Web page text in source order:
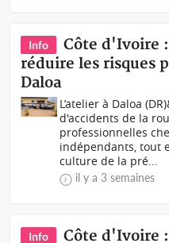
Info
Côte d'Ivoire :
réduire les risques
Daloa
L’atelier à Daloa
d'accidents de la
professionnelles
indépendants, tout
culture de la pré...
il y a 3 semaines
Info
Côte d'Ivoire